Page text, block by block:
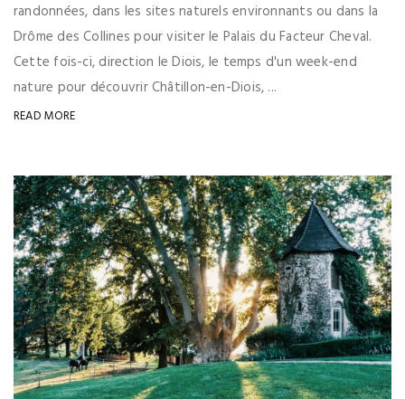
randonnées, dans les sites naturels environnants ou dans la
Drôme des Collines pour visiter le Palais du Facteur Cheval.
Cette fois-ci, direction le Diois, le temps d'un week-end
nature pour découvrir Châtillon-en-Diois, ...
READ MORE